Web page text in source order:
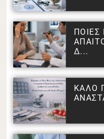
ΠΟΙΕΣ
Δ...
ΚΑΛΟ